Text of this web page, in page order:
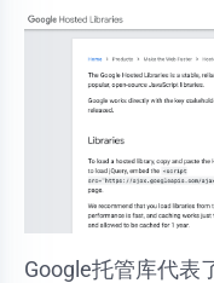
Google托管库代表